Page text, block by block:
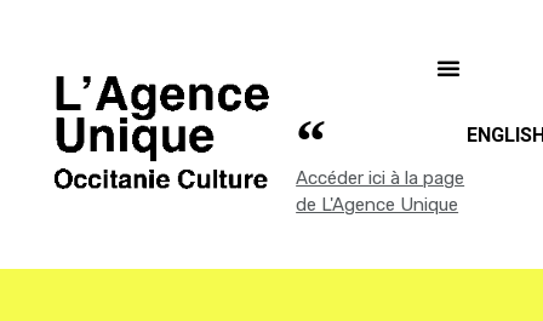
Accéder ici à la page
de L'Agence Unique